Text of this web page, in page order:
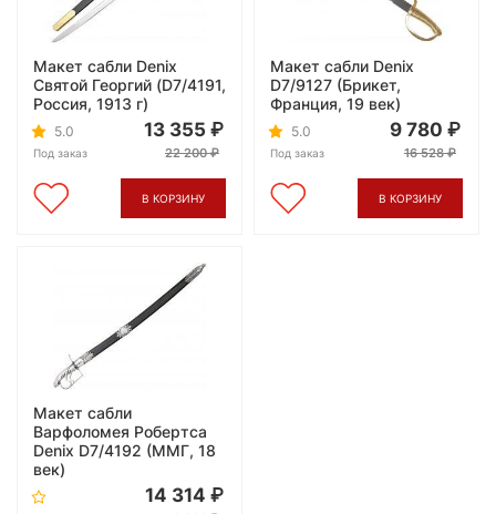
Макет сабли Denix
Святой Георгий (D7/4191,
Россия, 1913 г)
5.0
Под заказ
13 355
22 200
В КОРЗИНУ
Макет сабли Denix
D7/9127 (Брикет,
Франция, 19 век)
5.0
Под заказ
9 780
16 528
В КОРЗИНУ
Макет сабли
Варфоломея Робертса
Denix D7/4192 (ММГ, 18
век)
14 314